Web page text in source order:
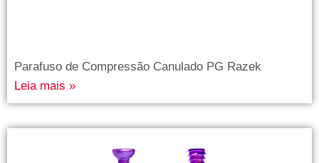
Parafuso de Compressão Canulado PG Razek
Leia mais »